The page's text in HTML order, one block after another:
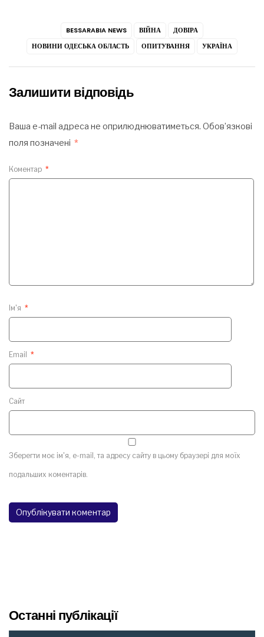
BESSARABIA NEWS ВІЙНА
ДОВІРА
НОВИНИ ОДЕСЬКА ОБЛАСТЬ
ОПИТУВАННЯ УКРАЇНА
Залишити відповідь
Ваша e-mail адреса не оприлюднюватиметься. Обов’язкові
поля позначені *
Коментар *
Ім'я *
Email *
Сайт
Зберегти моє ім'я, e-mail, та адресу сайту в цьому браузері для моїх
подальших коментарів.
Останні публікації